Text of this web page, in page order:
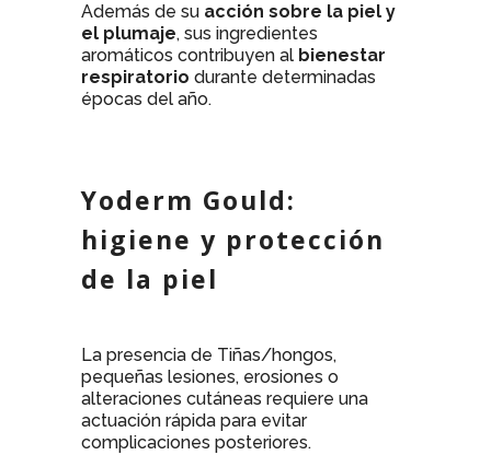
Además de su acción sobre la piel y
el plumaje, sus ingredientes
aromáticos contribuyen al bienestar
respiratorio durante determinadas
épocas del año.
Yoderm Gould:
higiene y protección
de la piel
La presencia de Tiñas/hongos,
pequeñas lesiones, erosiones o
alteraciones cutáneas requiere una
actuación rápida para evitar
complicaciones posteriores.